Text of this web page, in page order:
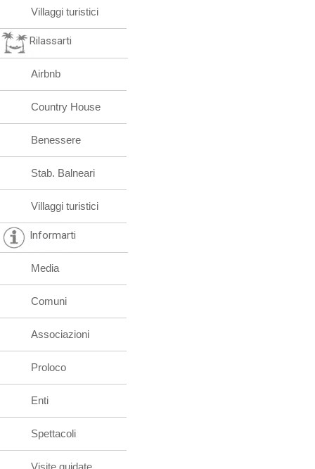
Villaggi turistici
Rilassarti
Airbnb
Country House
Benessere
Stab. Balneari
Villaggi turistici
Informarti
Media
Comuni
Associazioni
Proloco
Enti
Spettacoli
Visite guidate